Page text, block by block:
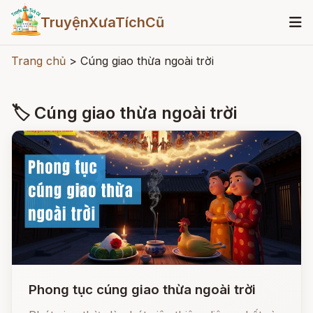
TruyệnXưaTíchCũ
Trang chủ > Cúng giao thừa ngoài trời
🏷 Cúng giao thừa ngoài trời
Phong tục cúng giao thừa ngoài trời